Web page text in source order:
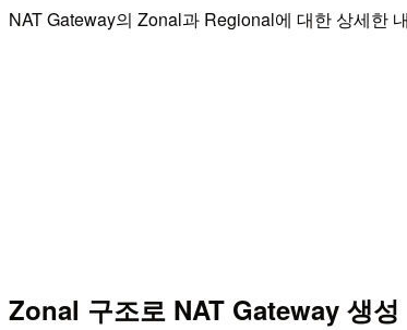
NAT Gateway의 Zonal과 Regional에 대한 상세한
Zonal 구조로 NAT Gateway 생성